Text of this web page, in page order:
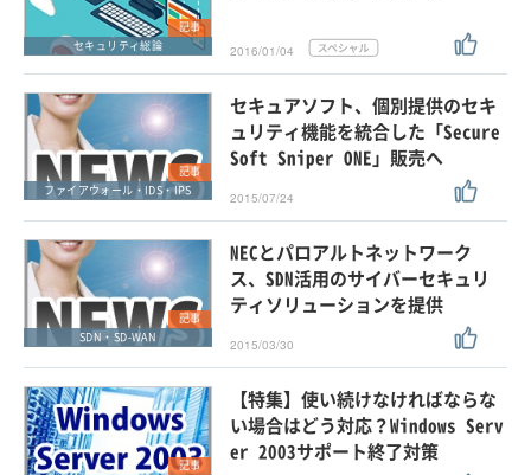
記事
セキュリティ総論
2016/01/04
記事
ファイアウォール・IDS・IPS
セキュアソフト、個別提供のセキ
ュリティ機能を統合した「Secure
Soft Sniper ONE」販売へ
2015/07/24
記事
SDN・SD-WAN
NECとパロアルトネットワーク
ス、SDN活用のサイバーセキュリ
ティソリューションを提供
2015/03/30
記事
【特集】使い続けなければならな
い場合はどう対応？Windows Serv
er 2003サポート終了対策